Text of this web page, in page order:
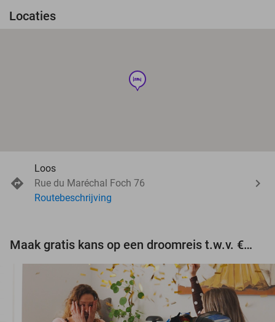
Locaties
hotel
Loos
Rue du Maréchal Foch 76
Routebeschrijving
Maak gratis kans op een droomreis t.w.v. €3.000!